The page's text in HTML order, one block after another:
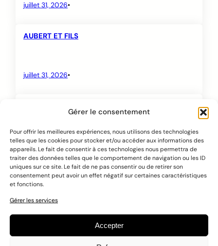
Gérer le consentement
Pour offrir les meilleures expériences, nous utilisons des technologies
telles que les cookies pour stocker et/ou accéder aux informations des
appareils. Le fait de consentir à ces technologies nous permettra de
traiter des données telles que le comportement de navigation ou les ID
uniques sur ce site. Le fait de ne pas consentir ou de retirer son
consentement peut avoir un effet négatif sur certaines caractéristiques
et fonctions.
Gérer les services
Accepter
juillet 31, 2026•
AUBERT ET FILS
juillet 31, 2026•
juillet 31, 2026•